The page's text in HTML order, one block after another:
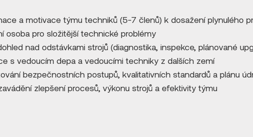
a motivace týmu techniků (5-7 členů) k dosažení plynulého
osoba pro složitější technické problémy
nad odstávkami strojů (diagnostika, inspekce, plánované
s vedoucím depa a vedoucími techniky z dalších zemí
bezpečnostních postupů, kvalitativních standardů a plánu
zlepšení procesů, výkonu strojů a efektivity týmu